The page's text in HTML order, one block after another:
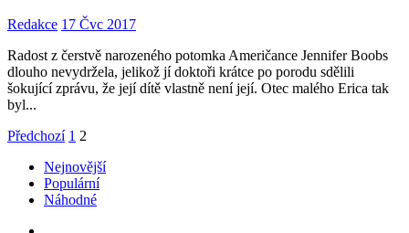
Redakce 17 Čvc 2017
Radost z čerstvě narozeného potomka Američance Jennifer Boobs
dlouho nevydržela, jelikož jí doktoři krátce po porodu sdělili
šokující zprávu, že její dítě vlastně není její. Otec malého Erica tak
byl...
Předchozí 1 2
Nejnovější
Populární
Náhodné